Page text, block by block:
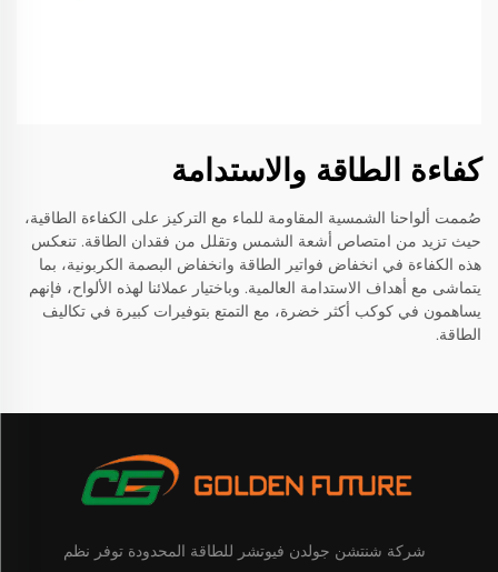
كفاءة الطاقة والاستدامة
صُممت ألواحنا الشمسية المقاومة للماء مع التركيز على الكفاءة الطاقية،
حيث تزيد من امتصاص أشعة الشمس وتقلل من فقدان الطاقة. تنعكس
هذه الكفاءة في انخفاض فواتير الطاقة وانخفاض البصمة الكربونية، بما
يتماشى مع أهداف الاستدامة العالمية. وباختيار عملائنا لهذه الألواح، فإنهم
يساهمون في كوكب أكثر خضرة، مع التمتع بتوفيرات كبيرة في تكاليف
الطاقة.
شركة شنتشن جولدن فيوتشر للطاقة المحدودة توفر نظم